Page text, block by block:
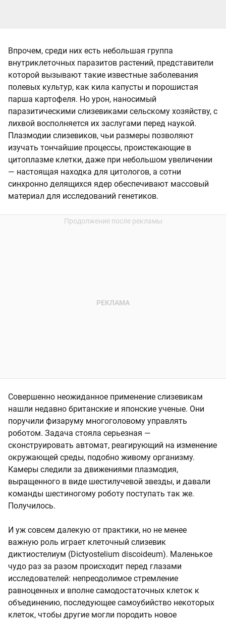
Впрочем, среди них есть небольшая группа
внутриклеточных паразитов растений, представители
которой вызывают такие известные заболевания
полевых культур, как кила капусты и порошистая
парша картофеля. Но урон, наносимый
паразитическими слизевиками сельскому хозяйству, с
лихвой восполняется их заслугами перед наукой.
Плазмодии слизевиков, чьи размеры позволяют
изучать тончайшие процессы, проистекающие в
цитоплазме клетки, даже при небольшом увеличении
— настоящая находка для цитологов, а сотни
синхронно делящихся ядер обеспечивают массовый
материал для исследований генетиков.
Совершенно неожиданное применение слизевикам
нашли недавно британские и японские ученые. Они
поручили физаруму многоголовому управлять
роботом. Задача стояла серьезная —
сконструировать автомат, реагирующий на изменение
окружающей среды, подобно живому организму.
Камеры следили за движениями плазмодия,
выращенного в виде шестилучевой звезды, и давали
команды шестиногому роботу поступать так же.
Получилось.
И уж совсем далекую от практики, но не менее
важную роль играет клеточный слизевик
диктиостелиум (Dictyostelium discoideum). Маленькое
чудо раз за разом происходит перед глазами
исследователей: непреодолимое стремление
равноценных и вполне самодостаточных клеток к
объединению, последующее самоубийство некоторых
клеток, чтобы другие могли породить новое